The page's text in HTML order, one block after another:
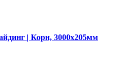
| Корн, 3000х205мм